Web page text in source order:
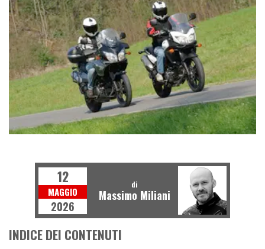
12
MAGGIO
2026
di
Massimo Miliani
INDICE DEI CONTENUTI